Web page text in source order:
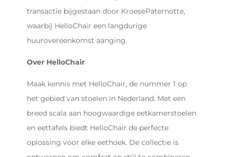
transactie bijgestaan door KroesePaternotte,
waarbij HelloChair een langdurige
huurovereenkomst aanging.
Over HelloChair
Maak kennis met HelloChair, de nummer 1 op
het gebied van stoelen in Nederland. Met een
breed scala aan hoogwaardige eetkamerstoelen
en eettafels biedt HelloChair de perfecte
oplossing voor elke eethoek. De collectie is